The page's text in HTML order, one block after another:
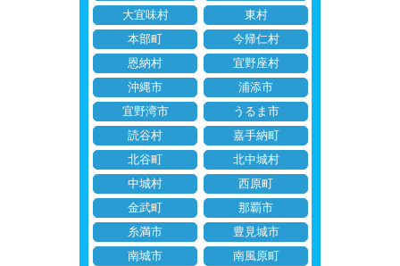
大宜味村
東村
本部町
今帰仁村
恩納村
宜野座村
沖縄市
浦添市
宜野湾市
うるま市
読谷村
嘉手納町
北谷町
北中城村
中城村
西原町
金武町
那覇市
糸満市
豊見城市
南城市
南風原町